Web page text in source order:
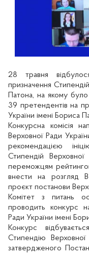
28 травня
призначення
Патона, на якому
39 претендентів на
України імені Бориса
Конкурсна комісія
Верховної Ради
рекомендацією
Стипендій
переможцям
внести на розгляд
проєкт постанови
Комітет з питань
проводить конкурс
Ради України імені
Конкурс
Стипендію
затвердженого